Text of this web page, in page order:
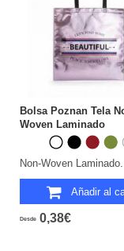
Bolsa Poznan Tela
Woven Laminado
Non-Woven Laminado.
Añadir al
Desde 0,38€